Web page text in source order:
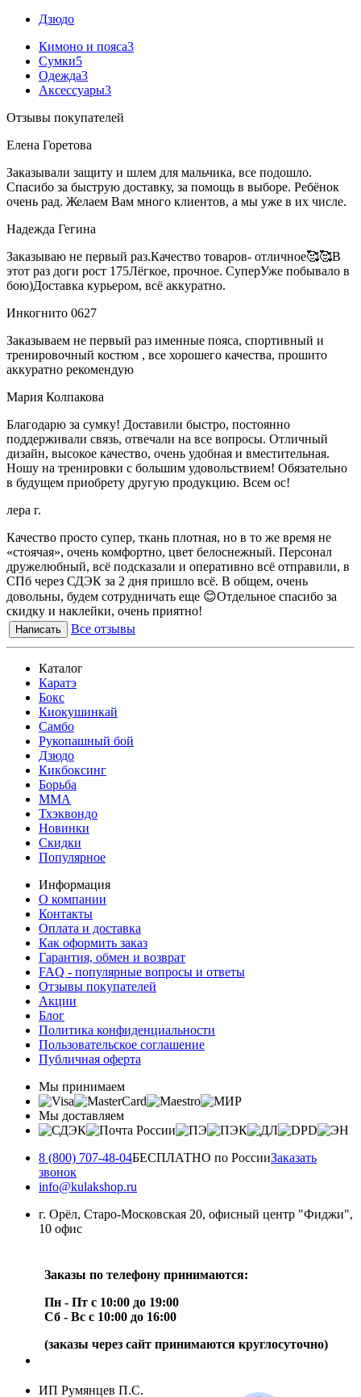
Дзюдо
Кимоно и пояса3
Сумки5
Одежда3
Аксессуары3
Отзывы покупателей
Елена Горетова
Заказывали защиту и шлем для мальчика, все подошло.
Спасибо за быструю доставку, за помощь в выборе. Ребёнок
очень рад. Желаем Вам много клиентов, а мы уже в их числе.
Надежда Гегина
Заказываю не первый раз.Качество товаров- отличное🥰🥰В
этот раз доги рост 175Лёгкое, прочное. СуперУже побывало в
бою)Доставка курьером, всё аккуратно.
Инкогнито 0627
Заказываем не первый раз именные пояса, спортивный и
тренировочный костюм , все хорошего качества, прошито
аккуратно рекомендую
Мария Колпакова
Благодарю за сумку! Доставили быстро, постоянно
поддерживали связь, отвечали на все вопросы. Отличный
дизайн, высокое качество, очень удобная и вместительная.
Ношу на тренировки с большим удовольствием! Обязательно
в будущем приобрету другую продукцию. Всем ос!
лера г.
Качество просто супер, ткань плотная, но в то же время не
«стоячая», очень комфортно, цвет белоснежный. Персонал
дружелюбный, всё подсказали и оперативно всё отправили, в
СПб через СДЭК за 2 дня пришло всё. В общем, очень
довольны, будем сотрудничать еще 😊Отдельное спасибо за
скидку и наклейки, очень приятно!
Написать Все отзывы
Каталог
Каратэ
Бокс
Киокушинкай
Самбо
Рукопашный бой
Дзюдо
Кикбоксинг
Борьба
MMA
Тхэквондо
Новинки
Скидки
Популярное
Информация
О компании
Контакты
Оплата и доставка
Как оформить заказ
Гарантия, обмен и возврат
FAQ - популярные вопросы и ответы
Отзывы покупателей
Акции
Блог
Политика конфиденциальности
Пользовательское соглашение
Публичная оферта
Мы принимаем
Мы доставляем
8 (800) 707-48-04БЕСПЛАТНО по РоссииЗаказать
звонок
info@kulakshop.ru
г. Орёл, Старо-Московская 20, офисный центр "Фиджи",
10 офис
Заказы по телефону принимаются:
Пн - Пт с 10:00 до 19:00
Сб - Вс с 10:00 до 16:00
(заказы через сайт принимаются круглосуточно)
ИП Румянцев П.С.